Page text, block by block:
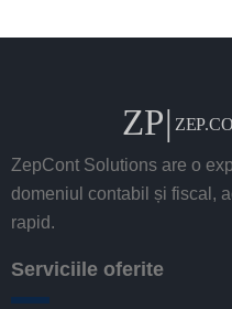
ZepCont Solutions are o
domeniul contabil și fiscal,
rapid.
Serviciile oferite